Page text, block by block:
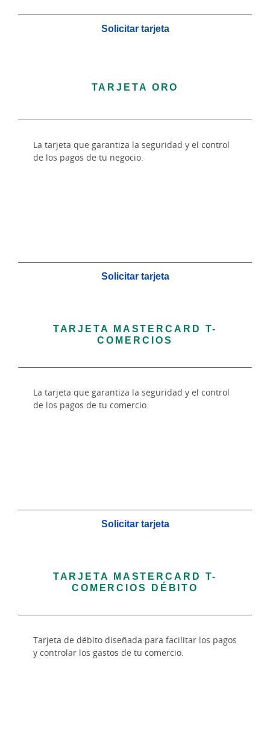
Solicitar tarjeta
TARJETA ORO
La tarjeta que garantiza la seguridad y el control
de los pagos de tu negocio.
Solicitar tarjeta
TARJETA MASTERCARD T-
COMERCIOS
La tarjeta que garantiza la seguridad y el control
de los pagos de tu comercio.
Solicitar tarjeta
TARJETA MASTERCARD T-
COMERCIOS DÉBITO
Tarjeta de débito diseñada para facilitar los pagos
y controlar los gastos de tu comercio.